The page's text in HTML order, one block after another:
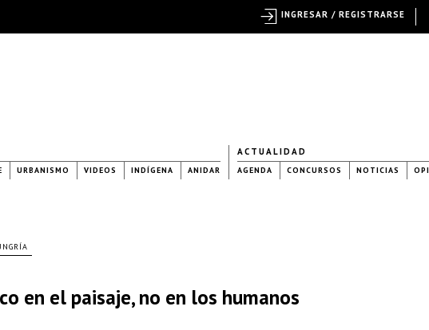
URBANISMO VIDEOS INDÍGENA ANIDAR
ACTUALIDAD
AGENDA CONCURSOS NOTICIAS
en el paisaje, no en los humanos
INGRESAR / REGISTRARSE